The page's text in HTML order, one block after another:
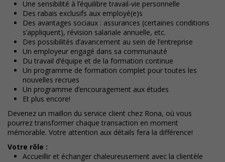
Une sensibilité à l’équilibre travail-vie personnelle
Des rabais exclusifs aux employé(e)s
Des avantages sociaux : assurances (certaines conditions
s’appliquent), révision salariale annuelle, etc.
Des possibilités d’avancement au sein de l’entreprise
Un employeur engagé dans sa communauté
Du travail d’équipe et de la formation continue
Un programme de formation complet pour toutes les
nouvelles recrues
Un programme d’encouragement aux études
Et plus encore!
Devenez un maillon du service client chez Rona, où vous
pourrez transformer chaque transaction en moment
mémorable. Votre attention aux détails fera la différence!
Votre rôle :
Accueillir et échanger chaleureusement avec la clientèle